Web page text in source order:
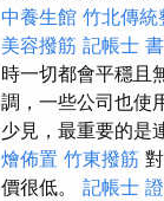
中養生館 竹北傳統
美容撥筋 記帳士
時一切都會平穩且
調，一些公司也使
少見，最重要的是
燴佈置 竹東撥筋
價很低。 記帳士